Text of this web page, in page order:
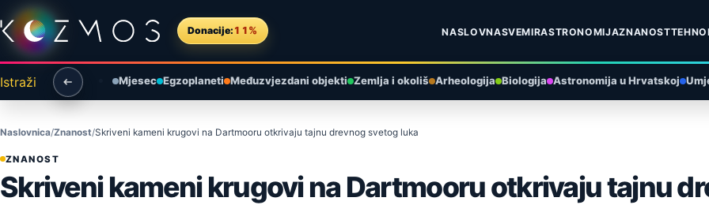
Preskoči na sadržaj
Donacije: 11% NASLOVNASVEMIRASTRONOMIJAZNANOST
Istraži Mjesec Egzoplaneti Međuzvjezdani objekti Zemlja i okoliš Arheologija Biologija Astronomija u Hrvatskoj
Naslovnica Znanost Skriveni kameni krugovi na Dartmooru otkrivaju tajnu drevnog svetog luka
ZNANOST
Skriveni kameni krugovi na Dartmooru otkrivaju tajnu